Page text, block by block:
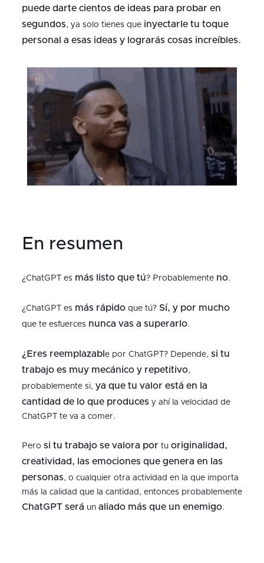
puede darte cientos de ideas para probar en
segundos, ya solo tienes queinyectarle tu toque
personal a esas ideas y lograrás cosas increíbles.
En resumen
¿ChatGPT es más listo que tú? Probablemente no.
¿ChatGPT es más rápidoque tú? Sí, y por mucho
que te esfuerces nunca vas a superarlo.
¿Eres reemplazabl e por ChatGPT? Depende, si tu
trabajo es muy mecánico y repetitivo,
probablemente si, ya que tu valor está en la
cantidad de lo que produces y ahí la velocidad de
ChatGPT te va a comer.
Pero si tu trabajo se valora por tuoriginalidad,
creatividad, las emociones que genera en las
personas, o cualquier otra actividad en la que importa
más la calidad que la cantidad, entonces probablemente
ChatGPT será un aliado más que un enemigo.